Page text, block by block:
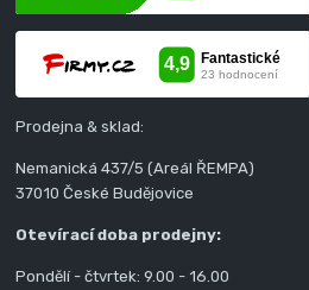
Prodejna & sklad:
Nemanická 437/5 (Areál ŘEMPA)
37010 České Budějovice
Otevírací doba prodejny:
Pondělí - čtvrtek: 9.00 - 16.00